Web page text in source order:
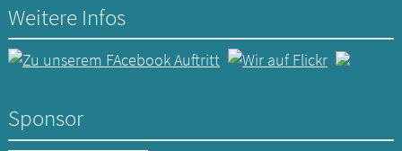
Weitere Infos
Sponsor